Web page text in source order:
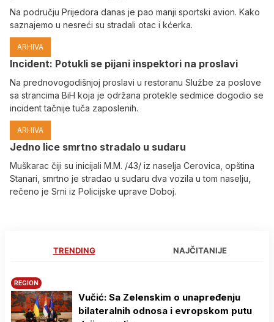
Na području Prijedora danas je pao manji sportski avion. Kako
saznajemo u nesreći su stradali otac i kćerka.
ARHIVA
Incident: Potukli se pijani inspektori na proslavi
Na prednovogodišnjoj proslavi u restoranu Službe za poslove
sa strancima BiH koja je održana protekle sedmice dogodio se
incident tačnije tuča zaposlenih.
ARHIVA
Јedno lice smrtno stradalo u sudaru
Muškarac čiji su inicijali M.M. /43/ iz naselja Cerovica, opština
Stanari, smrtno je stradao u sudaru dva vozila u tom naselju,
rečeno je Srni iz Policijske uprave Doboj.
TRENDING NAJČITANIJE
REGION
Vučić: Sa Zelenskim o unapređenju
bilateralnih odnosa i evropskom putu